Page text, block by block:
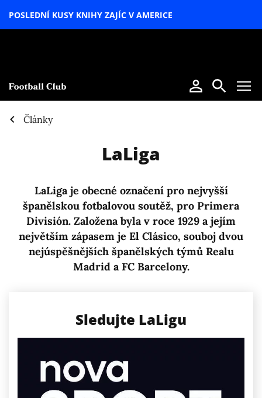
POSLEDNÍ KUSY KNIHY ZAJÍC V AMERICE
Články
LaLiga
LaLiga je obecné označení pro nejvyšší
španělskou fotbalovou soutěž, pro Primera
División. Založena byla v roce 1929 a jejím
největším zápasem je El Clásico, souboj dvou
nejúspěšnějších španělských týmů Realu
Madrid a FC Barcelony.
Sledujte LaLigu